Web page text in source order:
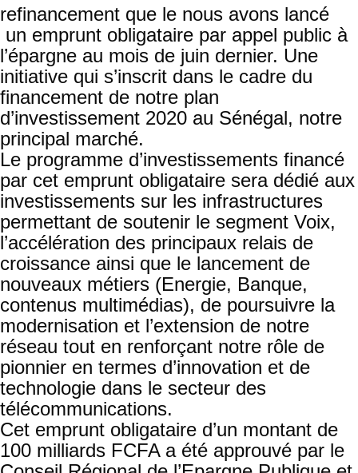
refinancement que le nous avons lancé
un emprunt obligataire par appel public à
l’épargne au mois de juin dernier. Une
initiative qui s’inscrit dans le cadre du
financement de notre plan
d’investissement 2020 au Sénégal, notre
principal marché.
Le programme d’investissements financé
par cet emprunt obligataire sera dédié aux
investissements sur les infrastructures
permettant de soutenir le segment Voix,
l’accélération des principaux relais de
croissance ainsi que le lancement de
nouveaux métiers (Energie, Banque,
contenus multimédias), de poursuivre la
modernisation et l’extension de notre
réseau tout en renforçant notre rôle de
pionnier en termes d’innovation et de
technologie dans le secteur des
télécommunications.
Cet emprunt obligataire d’un montant de
100 milliards FCFA a été approuvé par le